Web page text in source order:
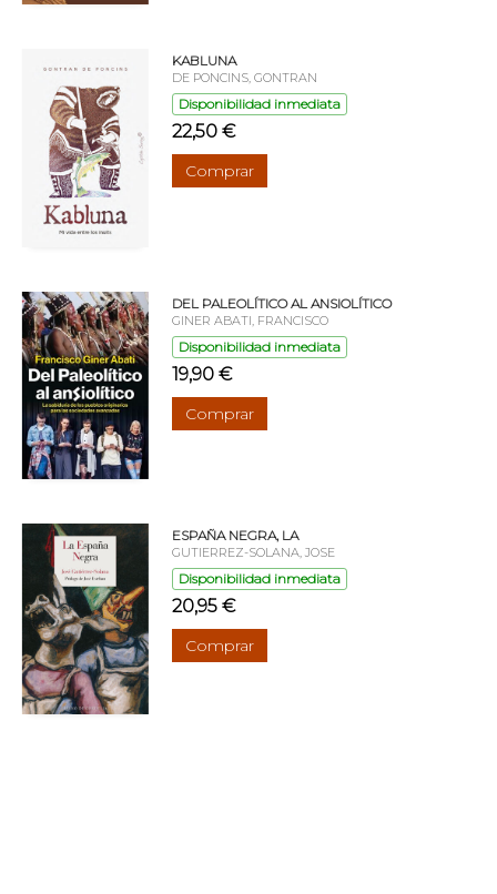
KABLUNA
DE PONCINS, GONTRAN
Disponibilidad inmediata
22,50 €
Comprar
DEL PALEOLÍTICO AL ANSIOLÍTICO
GINER ABATI, FRANCISCO
Disponibilidad inmediata
19,90 €
Comprar
ESPAÑA NEGRA, LA
GUTIERREZ-SOLANA, JOSE
Disponibilidad inmediata
20,95 €
Comprar